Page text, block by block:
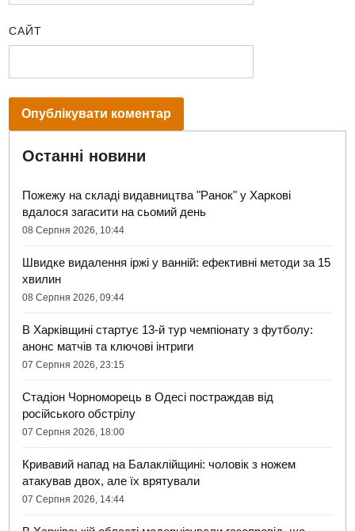
САЙТ
Останні новини
Пожежу на складі видавництва "Ранок" у Харкові
вдалося загасити на сьомий день
08 Серпня 2026, 10:44
Швидке видалення іржі у ванній: ефективні методи за 15
хвилин
08 Серпня 2026, 09:44
В Харківщині стартує 13-й тур чемпіонату з футболу:
анонс матчів та ключові інтриги
07 Серпня 2026, 23:15
Стадіон Чорноморець в Одесі постраждав від
російського обстрілу
07 Серпня 2026, 18:00
Кривавий напад на Балаклійщині: чоловік з ножем
атакував двох, але їх врятували
07 Серпня 2026, 14:44